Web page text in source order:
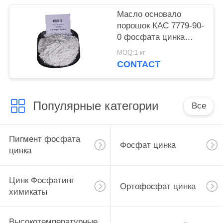
Масло основало
порошок КАС 7779-90-
0 фосфата цинка
краски для корабля и
стальные структуры
MOQ:1 кг
CONTACT
Популярные категории Все
Пигмент фосфата
цинка
Фосфат цинка
Цинк Фосфатинг
химикаты
Ортофосфат цинка